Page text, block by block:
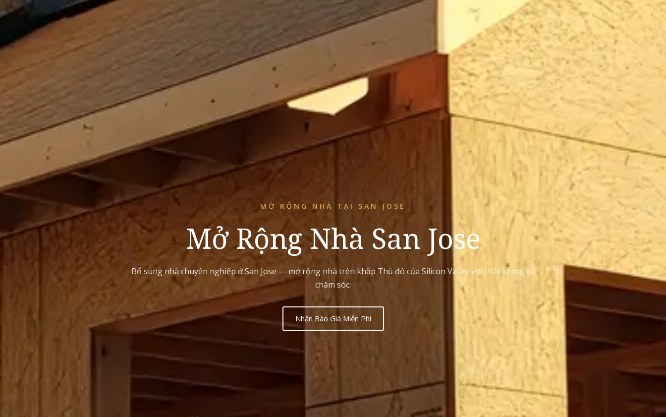
MỞ RỘNG NHÀ TẠI SAN JOSE
Mở Rộng Nhà San Jose
Bổ sung nhà chuyên nghiệp ở San Jose — mở rộng nhà trên khắp Thủ đô của Silicon Valley với chất lượng và
chăm sóc.
Nhận Báo Giá Miễn Phí